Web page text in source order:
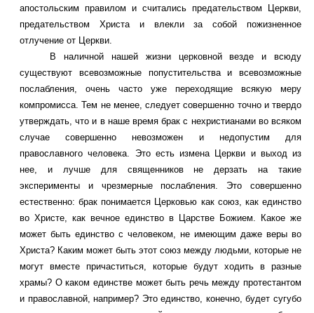
апостольским правилом и считались предательством Церкви,
предательством Христа и влекли за собой пожизненное
отлучение от Церкви.
В наличной нашей жизни церковной везде и всюду
существуют всевозможные попустительства и всевозможные
послабления, очень часто уже переходящие всякую меру
компромисса. Тем не менее, следует совершенно точно и твердо
утверждать, что и в наше время брак с нехристианами во всяком
случае совершенно невозможен и недопустим для
православного человека. Это есть измена Церкви и выход из
нее, и лучше для священников не дерзать на такие
эксперименты и чрезмерные послабления. Это совершенно
естественно: брак понимается Церковью как союз, как единство
во Христе, как вечное единство в Царстве Божием. Какое же
может быть единство с человеком, не имеющим даже веры во
Христа? Каким может быть этот союз между людьми, которые не
могут вместе причаститься, которые будут ходить в разные
храмы? О каком единстве может быть речь между протестантом
и православной, например? Это единство, конечно, будет сугубо